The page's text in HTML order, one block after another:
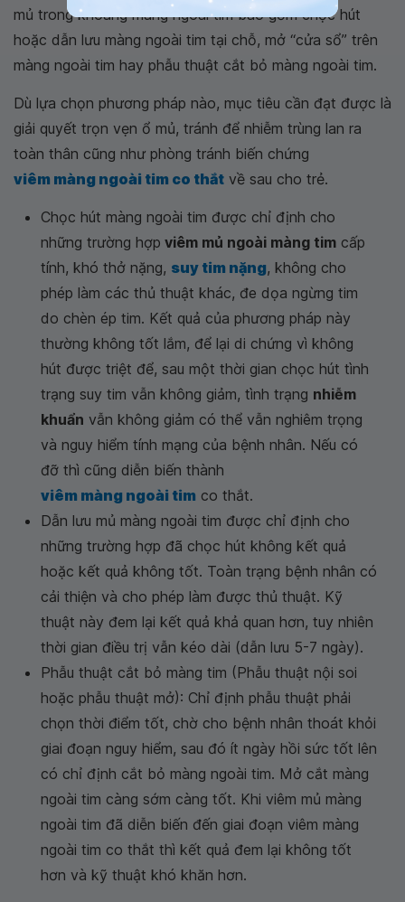
mủ trong khoang màng ngoài tim bao gồm chọc hút
hoặc dẫn lưu màng ngoài tim tại chỗ, mở “cửa sổ” trên
màng ngoài tim hay phẫu thuật cắt bỏ màng ngoài tim.
Dù lựa chọn phương pháp nào, mục tiêu cần đạt được là
giải quyết trọn vẹn ổ mủ, tránh để nhiễm trùng lan ra
toàn thân cũng như phòng tránh biến chứng
viêm màng ngoài tim co thắt về sau cho trẻ.
Chọc hút màng ngoài tim được chỉ định cho
những trường hợp viêm mủ ngoài màng tim cấp
tính, khó thở nặng, suy tim nặng, không cho
phép làm các thủ thuật khác, đe dọa ngừng tim
do chèn ép tim. Kết quả của phương pháp này
thường không tốt lắm, để lại di chứng vì không
hút được triệt để, sau một thời gian chọc hút tình
trạng suy tim vẫn không giảm, tình trạng nhiễm
khuẩn vẫn không giảm có thể vẫn nghiêm trọng
và nguy hiểm tính mạng của bệnh nhân. Nếu có
đỡ thì cũng diễn biến thành
viêm màng ngoài tim co thắt.
Dẫn lưu mủ màng ngoài tim được chỉ định cho
những trường hợp đã chọc hút không kết quả
hoặc kết quả không tốt. Toàn trạng bệnh nhân có
cải thiện và cho phép làm được thủ thuật. Kỹ
thuật này đem lại kết quả khả quan hơn, tuy nhiên
thời gian điều trị vẫn kéo dài (dẫn lưu 5-7 ngày).
Phẫu thuật cắt bỏ màng tim (Phẫu thuật nội soi
hoặc phẫu thuật mở): Chỉ định phẫu thuật phải
chọn thời điểm tốt, chờ cho bệnh nhân thoát khỏi
giai đoạn nguy hiểm, sau đó ít ngày hồi sức tốt lên
có chỉ định cắt bỏ màng ngoài tim. Mở cắt màng
ngoài tim càng sớm càng tốt. Khi viêm mủ màng
ngoài tim đã diễn biến đến giai đoạn viêm màng
ngoài tim co thắt thì kết quả đem lại không tốt
hơn và kỹ thuật khó khăn hơn.